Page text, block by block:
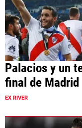
Palacios y un
final de Madrid
EX RIVER